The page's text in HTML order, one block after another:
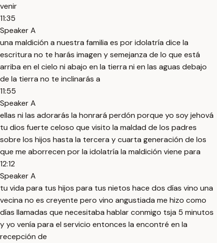
venir
11:35
Speaker A
una maldición a nuestra familia es por idolatría dice la
escritura no te harás imagen y semejanza de lo que está
arriba en el cielo ni abajo en la tierra ni en las aguas debajo
de la tierra no te inclinarás a
11:55
Speaker A
ellas ni las adorarás la honrará perdón porque yo soy jehová
tu dios fuerte celoso que visito la maldad de los padres
sobre los hijos hasta la tercera y cuarta generación de los
que me aborrecen por la idolatría la maldición viene para
12:12
Speaker A
tu vida para tus hijos para tus nietos hace dos días vino una
vecina no es creyente pero vino angustiada me hizo como
días llamadas que necesitaba hablar conmigo tsja 5 minutos
y yo venía para el servicio entonces la encontré en la
recepción de